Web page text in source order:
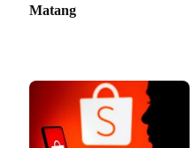
Matang